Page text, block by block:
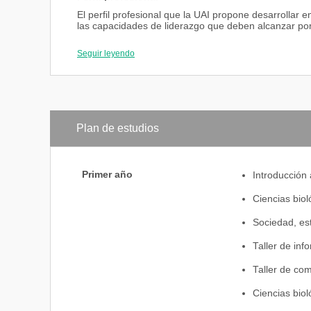
El perfil profesional que la UAI propone desarrollar
las capacidades de liderazgo que deben alcanzar
Inserción Laboral
La inserción laboral del Licenciado en Enfermería
se insertará y con la posibilidad de actuar en áreas
Seguir leyendo
Plan de estudios
Primer año
Ciencias
Sociedad,
Taller de
Taller de
Ciencias